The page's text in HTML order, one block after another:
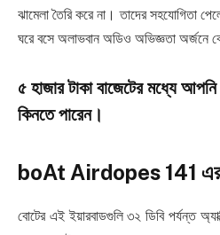
ঝামেলা তৈরি করে না। তাদের সহযোগিতা
ঘরে বসে অলাভবান অডিও অভিজ্ঞতা অর্জনে
৫ হাজার টাকা বাজেটের মধ্যে
কিনতে পারেন।
boAt Airdopes 141 এর
বোটের এই ইয়ারবাডগুলি ৩২ ডিবি পর্যন্ত